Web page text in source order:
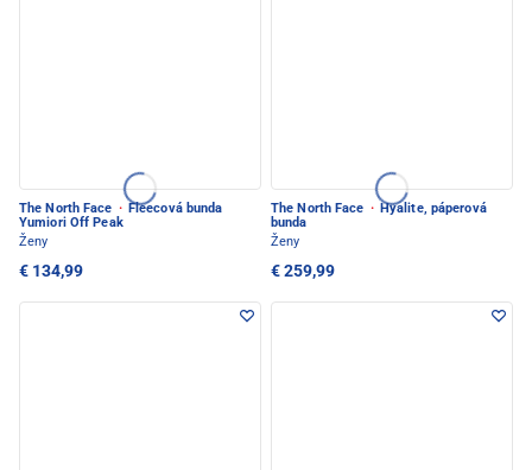
The North Face · Fleecová bunda
Yumiori Off Peak
Ženy
€ 134,99
The North Face · Hyalite, páperová
bunda
Ženy
€ 259,99